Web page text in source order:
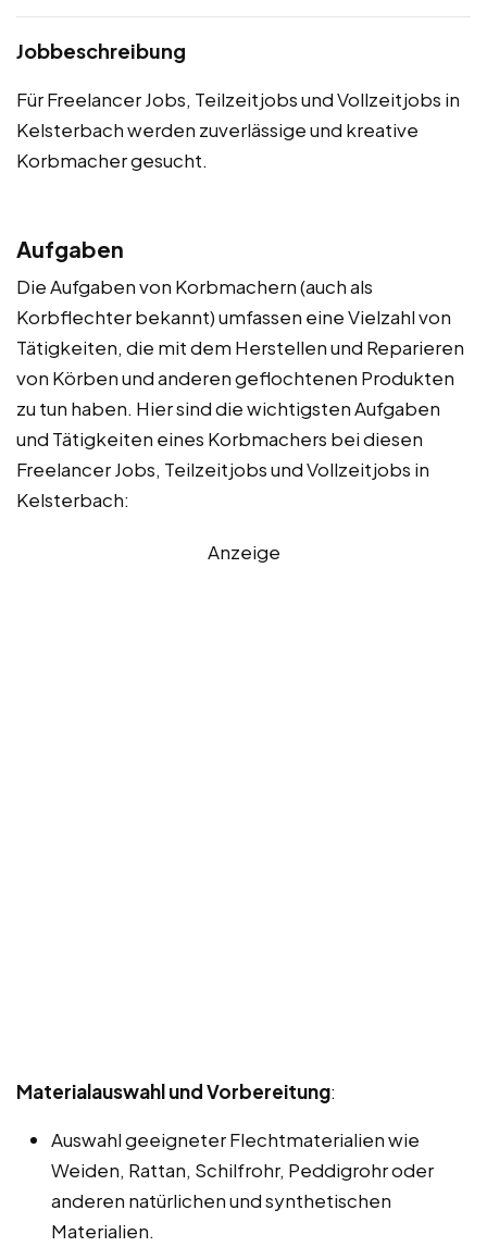
Jobbeschreibung
Für Freelancer Jobs, Teilzeitjobs und Vollzeitjobs in
Kelsterbach werden zuverlässige und kreative
Korbmacher gesucht.
Aufgaben
Die Aufgaben von Korbmachern (auch als
Korbflechter bekannt) umfassen eine Vielzahl von
Tätigkeiten, die mit dem Herstellen und Reparieren
von Körben und anderen geflochtenen Produkten
zu tun haben. Hier sind die wichtigsten Aufgaben
und Tätigkeiten eines Korbmachers bei diesen
Freelancer Jobs, Teilzeitjobs und Vollzeitjobs in
Kelsterbach:
Anzeige
Materialauswahl und Vorbereitung:
Auswahl geeigneter Flechtmaterialien wie
Weiden, Rattan, Schilfrohr, Peddigrohr oder
anderen natürlichen und synthetischen
Materialien.